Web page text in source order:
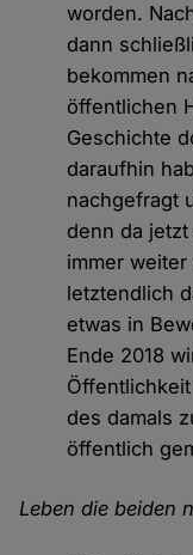
worden.
dann
bekommen
öffentlichen
Geschichte
daraufhin
nachgefragt
denn da
immer
letztendlich
etwas in
Ende 2018
des damals
öffentlich
Leben die beiden